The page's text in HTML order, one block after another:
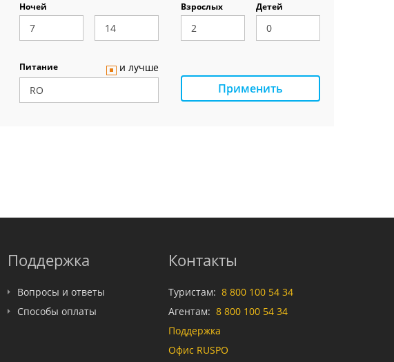
Ночей Взрослых Детей
Питание и лучше
Применить
Поддержка
Вопросы и ответы
Способы оплаты
Контакты
Туристам: 8 800 100 54 34
Агентам: 8 800 100 54 34
Поддержка
Офис RUSPO